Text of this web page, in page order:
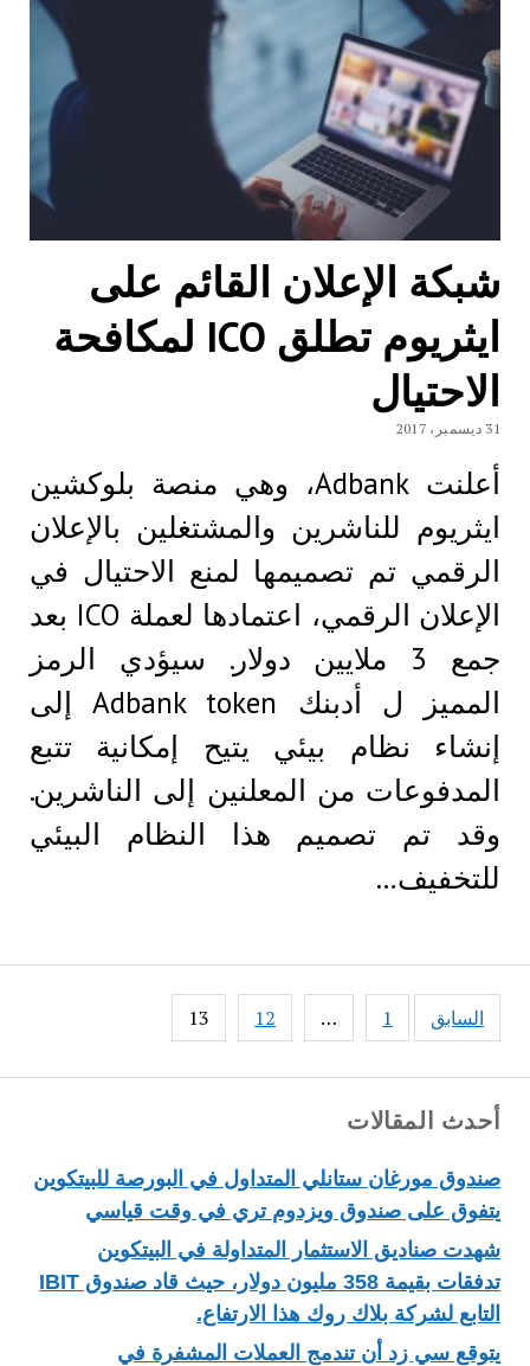
أحدث المقالات
صندوق مورغان ستانلي المتداول في البورصة للبيتكوين
يتفوق على صندوق ويزدوم تري في وقت قياسي
شهدت صناديق الاستثمار المتداولة في البيتكوين
تدفقات بقيمة 358 مليون دولار، حيث قاد صندوق IBIT
التابع لشركة بلاك روك هذا الارتفاع.
يتوقع سي زد أن تندمج العملات المشفرة في
شبكة الإعلان القائم على
ايثريوم تطلق ICO لمكافحة
الاحتيال
31 ديسمبر، 2017
أعلنت Adbank، وهي منصة بلوكشين
ايثريوم للناشرين والمشتغلين بالإعلان
الرقمي تم تصميمها لمنع الاحتيال في
الإعلان الرقمي، اعتمادها لعملة ICO بعد
جمع 3 ملايين دولار. سيؤدي الرمز
المميز ل أدبنك Adbank token إلى
إنشاء نظام بيئي يتيح إمكانية تتبع
المدفوعات من المعلنين إلى الناشرين.
وقد تم تصميم هذا النظام البيئي
للتخفيف…
Posts
pagination
السابق 1
…
12
13